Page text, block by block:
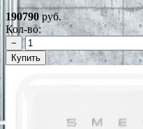
190790руб.
Кол-во:
−
Купить